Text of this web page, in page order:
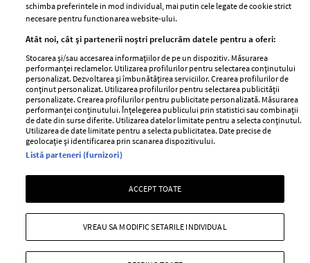
GSP
Unica
Baby
Retete
femei
Viva
Avantaje
Retete practice
Pariază responsabil! Decizia ONJN nr. 821/25.09.2025.
Jocurile de noroc sunt interzise minorilor.
Copyright © 2026 Ringier Romania SRL
schimba preferintele in mod individual, mai putin cele legate de cookie strict
necesare pentru functionarea website-ului.
Atât noi, cât și partenerii noștri prelucrăm datele pentru a oferi:
Stocarea și/sau accesarea informațiilor de pe un dispozitiv. Măsurarea
performanței reclamelor. Utilizarea profilurilor pentru selectarea conținutului
personalizat. Dezvoltarea și îmbunătățirea serviciilor. Crearea profilurilor de
conținut personalizat. Utilizarea profilurilor pentru selectarea publicității
personalizate. Crearea profilurilor pentru publicitate personalizată. Măsurarea
performanței conținutului. Înțelegerea publicului prin statistici sau combinații
de date din surse diferite. Utilizarea datelor limitate pentru a selecta conținutul.
Utilizarea de date limitate pentru a selecta publicitatea. Date precise de
geolocație și identificarea prin scanarea dispozitivului.
Listă parteneri (furnizori)
ACCEPT TOATE
VREAU SA MODIFIC SETARILE INDIVIDUAL